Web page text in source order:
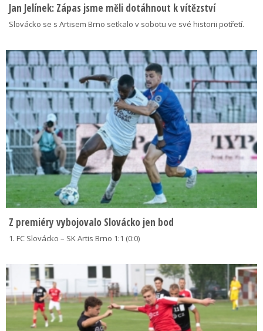
Jan Jelínek: Zápas jsme měli dotáhnout k vítězství
Slovácko se s Artisem Brno setkalo v sobotu ve své historii potřetí.
Z premiéry vybojovalo Slovácko jen bod
1. FC Slovácko – SK Artis Brno 1:1 (0:0)